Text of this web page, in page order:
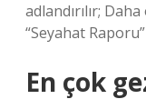
adlandırılır;
“Seyahat
En çok